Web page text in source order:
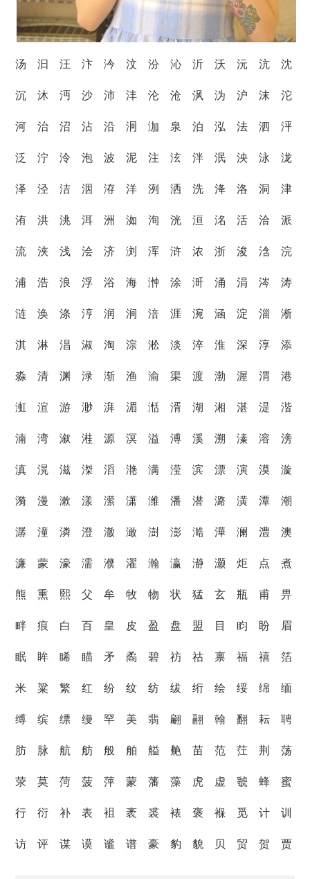
汤 汩 汪 汴 汵 汶 汾 沁 沂 沃 沅 沆 沈
沉 沐 沔 沙 沛 沣 沦 沧 沨 沩 沪 沫 沱
河 治 沼 沾 沿 泂 泇 泉 泊 泓 法 泗 泙
泛 泞 泠 泡 波 泥 注 泫 泮 泯 泱 泳 泷
泽 泾 洁 洇 洊 洋 洌 洒 洗 洚 洛 洞 津
洧 洪 洮 洱 洲 洳 洵 洸 洹 洺 活 洽 派
流 浃 浅 浍 济 浏 浑 浒 浓 浙 浚 浛 浣
浦 浩 浪 浮 浴 海 浺 涂 涆 涌 涓 涔 涛
涟 涣 涤 涥 润 涧 涪 涯 涴 涵 淀 淄 淅
淇 淋 淐 淑 淘 淙 淞 淡 淬 淮 深 淳 添
淼 清 渊 渌 渐 渔 渝 渠 渡 渤 渥 渭 港
渱 渲 游 渺 湃 湄 湉 湑 湖 湘 湛 湜 湝
湳 湾 溆 溎 源 溟 溢 溥 溪 溯 溱 溶 滂
滇 滉 滋 滐 滔 滟 满 滢 滨 漂 演 漠 漩
漪 漫 漱 漾 潆 潇 潍 潘 潜 潞 潢 潭 潮
潺 潼 潾 澄 澈 澉 澍 澎 澔 澕 澜 澧 澳
濂 蒙 濠 濡 濮 濯 瀚 瀛 瀞 灏 炬 点 煮
熊 熏 熙 父 牟 牧 物 状 猛 玄 瓶 甫 畀
畔 痕 白 百 皇 皮 盈 盘 盟 目 盷 盼 眉
眠 眸 睎 瞄 矛 矞 碧 祊 祜 禀 福 禧 箔
米 粱 繁 红 纷 纹 纺 绂 绗 绘 绥 绵 缅
缚 缤 缥 缦 罕 美 翡 翩 翮 翰 翻 耘 聘
肪 脉 航 舫 般 舶 艗 艴 苗 范 茳 荆 荡
荥 莫 菏 菠 萍 蒙 藩 藻 虎 虚 虢 蜂 蜜
行 衍 补 表 袓 袤 裘 裱 褒 褓 觅 计 训
访 评 谋 谟 谧 谱 豪 豹 貌 贝 贸 贺 贾